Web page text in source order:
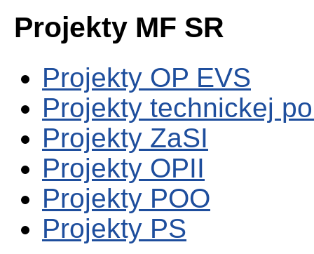
Projekty MF SR
Projekty OP EVS
Projekty technickej
Projekty ZaSI
Projekty OPII
Projekty POO
Projekty PS